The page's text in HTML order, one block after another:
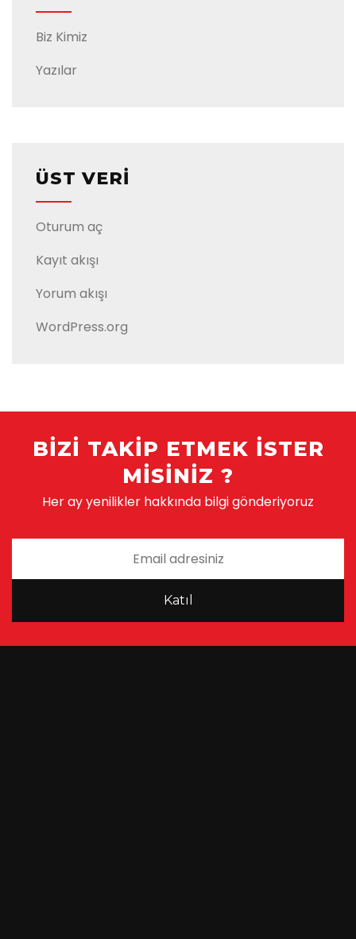
Biz Kimiz
Yazılar
ÜST VERI
Oturum aç
Kayıt akışı
Yorum akışı
WordPress.org
BIZI TAKIP ETMEK ISTER
MISINIZ ?
Her ay yenilikler hakkında bilgi gönderiyoruz